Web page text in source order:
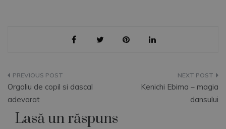
Navigare
în
articole
Orgoliu de copil si dascal
adevarat
Kenichi Ebima – magia
dansului
Lasă un răspuns